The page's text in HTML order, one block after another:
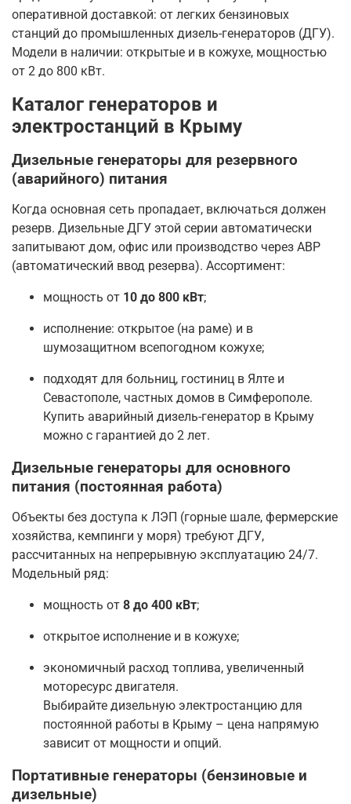
оперативной доставкой: от легких бензиновых
станций до промышленных дизель-генераторов (ДГУ).
Модели в наличии: открытые и в кожухе, мощностью
от 2 до 800 кВт.
Каталог генераторов и
электростанций в Крыму
Дизельные генераторы для резервного
(аварийного) питания
Когда основная сеть пропадает, включаться должен
резерв. Дизельные ДГУ этой серии автоматически
запитывают дом, офис или производство через АВР
(автоматический ввод резерва). Ассортимент:
мощность от 10 до 800 кВт;
исполнение: открытое (на раме) и в
шумозащитном всепогодном кожухе;
подходят для больниц, гостиниц в Ялте и
Севастополе, частных домов в Симферополе.
Купить аварийный дизель-генератор в Крыму
можно с гарантией до 2 лет.
Дизельные генераторы для основного
питания (постоянная работа)
Объекты без доступа к ЛЭП (горные шале, фермерские
хозяйства, кемпинги у моря) требуют ДГУ,
рассчитанных на непрерывную эксплуатацию 24/7.
Модельный ряд:
мощность от 8 до 400 кВт;
открытое исполнение и в кожухе;
экономичный расход топлива, увеличенный
моторесурс двигателя.
Выбирайте дизельную электростанцию для
постоянной работы в Крыму – цена напрямую
зависит от мощности и опций.
Портативные генераторы (бензиновые и
дизельные)